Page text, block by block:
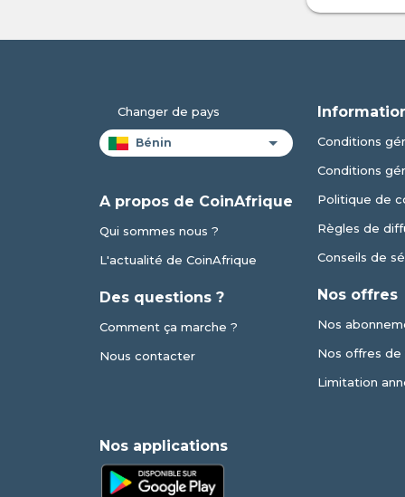
Changer de pays
A propos de CoinAfrique
Qui sommes nous ?
L'actualité de CoinAfrique
Des questions ?
Comment ça marche ?
Nous contacter
Conditions
Conditions
Politique de
Règles de
Conseils de
Nos offres
Nos
Nos offres de
Limitation
Nos applications